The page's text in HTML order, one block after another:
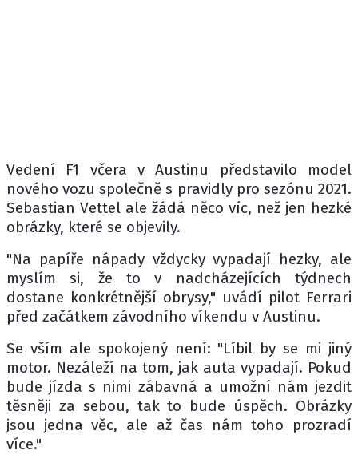
Vedení F1 včera v Austinu představilo model
nového vozu společně s pravidly pro sezónu 2021.
Sebastian Vettel ale žádá něco víc, než jen hezké
obrázky, které se objevily.
"Na papíře nápady vždycky vypadají hezky, ale
myslím si, že to v nadcházejících týdnech
dostane konkrétnější obrysy," uvádí pilot Ferrari
před začátkem závodního víkendu v Austinu.
Se vším ale spokojený není: "Líbil by se mi jiný
motor. Nezáleží na tom, jak auta vypadají. Pokud
bude jízda s nimi zábavná a umožní nám jezdit
těsněji za sebou, tak to bude úspěch. Obrázky
jsou jedna věc, ale až čas nám toho prozradí
více."